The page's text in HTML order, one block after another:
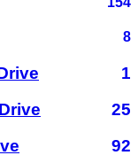
8
1
25
92